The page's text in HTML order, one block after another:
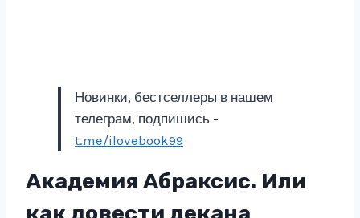
Новинки, бестселлеры в нашем
телеграм, подпишись -
t.me/ilovebook99
Академия Абраксис. Или